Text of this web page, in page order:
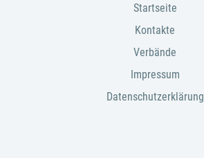
Startseite
Kontakte
Verbände
Impressum
Datenschutzerklärung